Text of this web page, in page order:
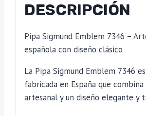
DESCRIPCIÓN
Pipa Sigmund Emblem 7346 –
española con diseño clásico
La Pipa Sigmund Emblem 7346
fabricada en España que
artesanal y un diseño elegante y